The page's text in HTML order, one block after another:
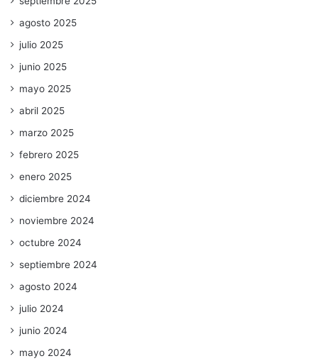
agosto 2025
julio 2025
junio 2025
mayo 2025
abril 2025
marzo 2025
febrero 2025
enero 2025
diciembre 2024
noviembre 2024
octubre 2024
septiembre 2024
agosto 2024
julio 2024
junio 2024
mayo 2024